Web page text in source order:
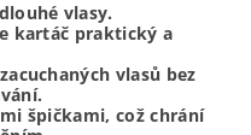
vlasy.
kartáč praktický a
vlasů bez
špičkami, což chrání